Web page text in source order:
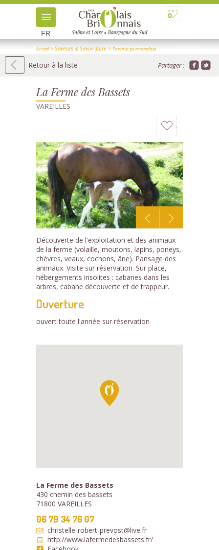
0
FR
Accueil> Saveurs & Savoir-faire > Terroir et gourmandises
Retour à la liste Partager :
La Ferme des Bassets
VAREILLES
à
mon
carnet
1 /3
Découverte de l'exploitation et des animaux
de la ferme (volaille, moutons, lapins, poneys,
chèvres, veaux, cochons, âne). Pansage des
animaux. Visite sur réservation. Sur place,
hébergements insolites : cabanes dans les
arbres, cabane découverte et de trappeur.
Ouverture
ouvert toute l'année sur réservation
La Ferme des Bassets
430 chemin des bassets
71800 VAREILLES
06 79 34 76 07
christelle-robert-prevost@live.fr
http://www.lafermedesbassets.fr/